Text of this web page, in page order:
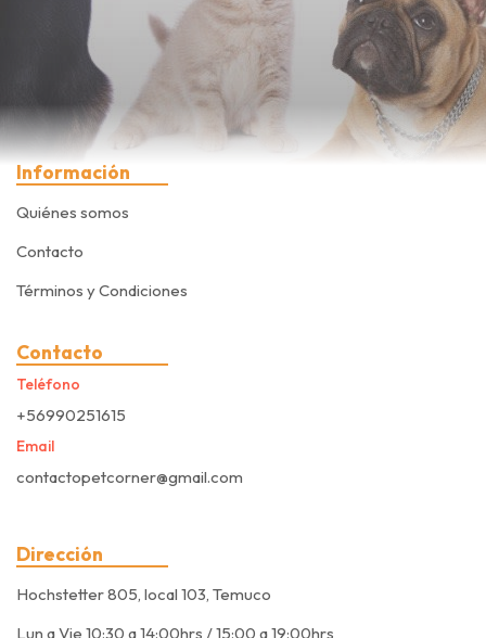
Información
Quiénes somos
Contacto
Términos y Condiciones
Contacto
Teléfono
+56990251615
Email
contactopetcorner@gmail.com
Dirección
Hochstetter 805, local 103, Temuco
Lun a Vie 10:30 a 14:00hrs / 15:00 a 19:00hrs